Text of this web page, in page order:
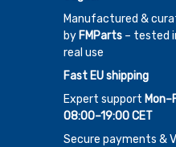
Manufactured &
by FMParts– tested
real use
Fast EU shipping
Expert support
08:00–19:00 CET
Secure payments &